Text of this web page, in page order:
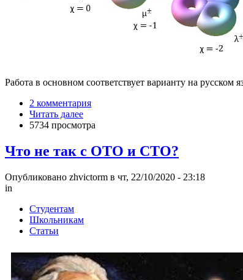
Работа в основном соответствует варианту на
2 комментария
Читать далее
5734 просмотра
Что не так с ОТО и СТО?
Опубликовано zhvictorm в чт, 22/10/2020 - 23:18
in
Студентам
Школьникам
Статьи